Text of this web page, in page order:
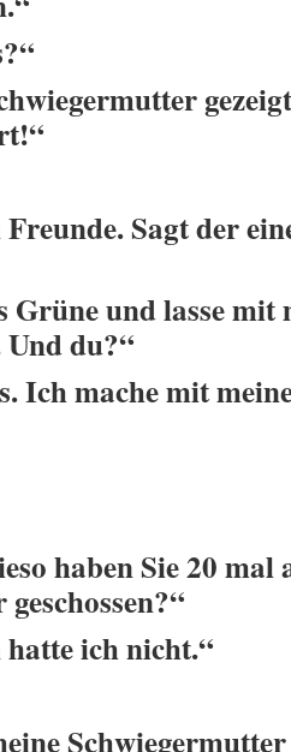
Sagt der
Grüne und lasse mit
du?“
Ich mache mit
haben Sie 20 mal
ich nicht.“
Schwiegermutter